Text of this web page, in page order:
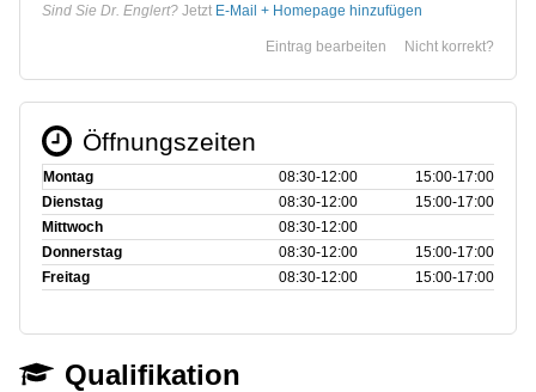
Sind Sie Dr. Englert? Jetzt E-Mail + Homepage hinzufügen
Nicht korrekt?
Eintrag bearbeiten
Öffnungszeiten
Montag 08:30‑12:00
15:00‑17:00
Dienstag
08:30‑12:00
15:00‑17:00
Mittwoch
08:30‑12:00
Donnerstag
08:30‑12:00
15:00‑17:00
Freitag
08:30‑12:00 15:00‑17:00
Qualifikation